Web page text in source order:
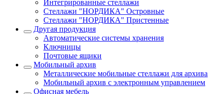
Интегрированные стеллажи
Стеллажи "НОРДИКА" Островные
Стеллажи "НОРДИКА" Пристенные
Другая продукция
Автоматические системы хранения
Ключницы
Почтовые ящики
Мобильный архив
Металлические мобильные стеллажи для архива
Мобильный архив с электронным управлением
Офисная мебель